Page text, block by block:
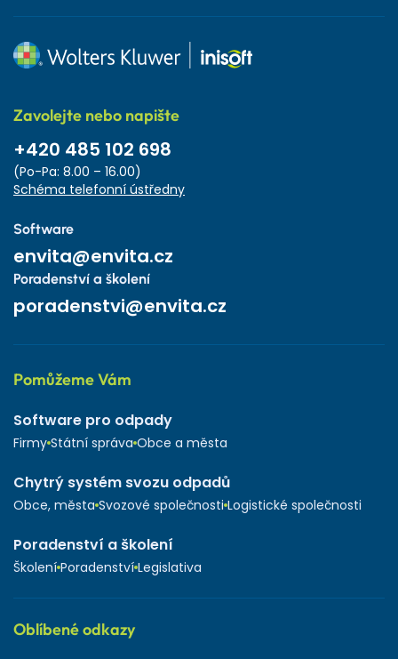
Zavolejte nebo napište
+420 485 102 698
(Po-Pa: 8.00 – 16.00)
Schéma telefonní ústředny
Software
envita@envita.cz
Poradenství a školení
poradenstvi@envita.cz
Pomůžeme Vám
Software pro odpady
Firmy Státní správa Obce a města
Chytrý systém svozu odpadů
Obce, města Svozové společnosti Logistické společnosti
Poradenství a školení
Školení Poradenství Legislativa
Oblíbené odkazy